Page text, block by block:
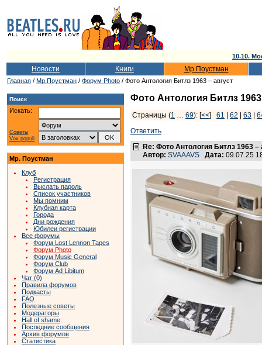
10.10.
Новости Книги Мр.Поустман
Главная / Мр.Поустман / Форум Photo / Фото Антология Битлз 1963 – август
Поиск
Искать:
Советы
Vox populi
Мр. Поустман
Клуб
Регистрация
Выслать пароль
Список участников
Мы помним
Клубная карта
Города
Дни рождения
Юбилеи регистрации
Все форумы
Форум Lost Lennon Tapes
Форум Photo
Форум Music General
Форум Club
Форум Ad Libitum
Чат (0)
Правила форумов
Подкасты
FAQ
Полезные советы
Модераторы
Hall of shame
Последние сообщения
Архив форумов
Статистика
Фото Антология Битлз 1963
Страницы (1 … 69): [<<] 61 62 63
Ответить
Re: Фото Антология Битлз 1963 –
Автор: SVAAAVS Дата: 09.07.25